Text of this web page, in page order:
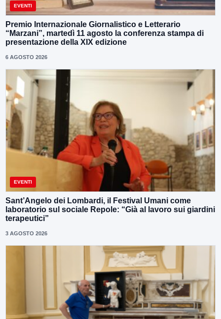
EVENTI
Premio Internazionale Giornalistico e Letterario
“Marzani”, martedì 11 agosto la conferenza stampa di
presentazione della XIX edizione
6 AGOSTO 2026
EVENTI
Sant’Angelo dei Lombardi, il Festival Umani come
laboratorio sul sociale Repole: “Già al lavoro sui giardini
terapeutici”
3 AGOSTO 2026